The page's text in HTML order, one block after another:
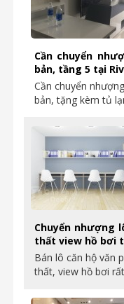
Cần chuyển
bản, tầng 5 tại
Cần chuyển
bản, tặng kèm tủ
Chuyển nhượng
thất view hồ bơi
Bán lô căn hộ văn
thất, view hồ bơi